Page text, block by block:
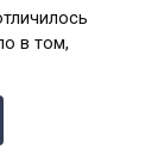
в том,